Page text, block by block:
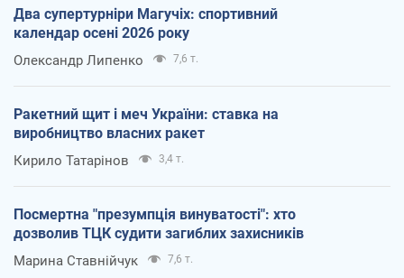
Два супертурніри Магучіх: спортивний
календар осені 2026 року
Олександр Липенко 7,6 т.
Ракетний щит і меч України: ставка на
виробництво власних ракет
Кирило Татарінов 3,4 т.
Посмертна "презумпція винуватості": хто
дозволив ТЦК судити загиблих захисників
Марина Ставнійчук 7,6 т.